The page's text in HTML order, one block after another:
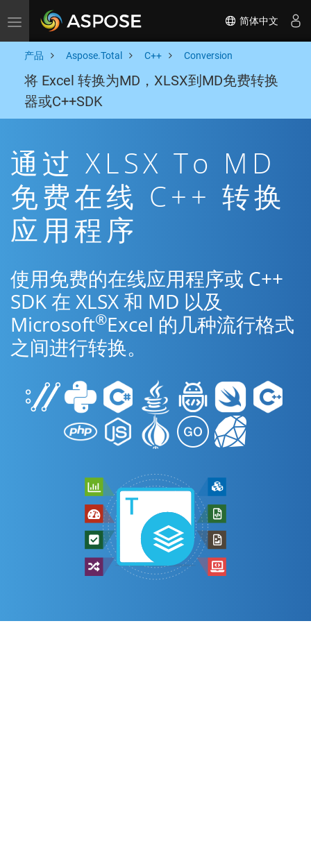
Toggle navigation 简体中文
产品 Aspose.Total C++ Conversion
将 Excel 转换为MD，XLSX到MD免费转换
器或C++SDK
通过 XLSX To MD
免费在线 C++ 转换
应用程序
使用免费的在线应用程序或 C++
SDK 在 XLSX 和 MD 以及
Microsoft®Excel 的几种流行格式
之间进行转换。